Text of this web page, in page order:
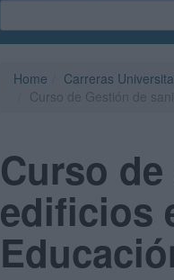
Home Carreras
Curso
edificios